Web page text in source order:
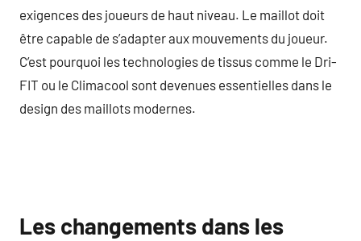
exigences des joueurs de haut niveau. Le maillot doit
être capable de s’adapter aux mouvements du joueur.
C’est pourquoi les technologies de tissus comme le Dri-
FIT ou le Climacool sont devenues essentielles dans le
design des maillots modernes.
Les changements dans les